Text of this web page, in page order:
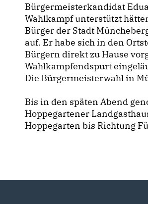
Bürgermeisterkandidat
Wahlkampf unterstützt
Bürger der Stadt
auf. Er habe sich in den
Bürgern direkt zu Hause
Wahlkampfendspurt
Die Bürgermeisterwahl in
Bis in den späten Abend
Hoppegartener
Hoppegarten bis Richtung